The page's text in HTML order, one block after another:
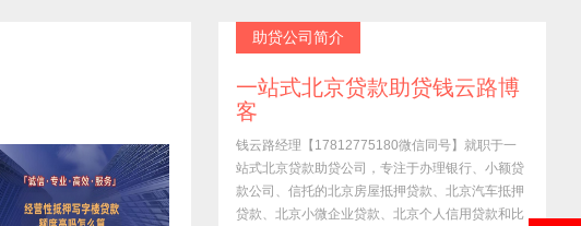
助贷公司简介
一站式北京贷款助贷钱云路博
客
钱云路经理【17812775180微信同号】就职于一
站式北京贷款助贷公司，专注于办理银行、小额贷
款公司、信托的北京房屋抵押贷款、北京汽车抵押
贷款、北京小微企业贷款、北京个人信用贷款和比